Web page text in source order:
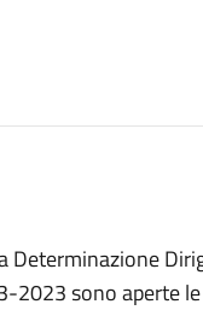
Determinazione
sono aperte